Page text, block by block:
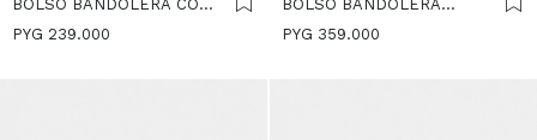
BOLSO BANDOLERA CON
TEXTURA SUAVE - ROSA
PYG 239.000
BOLSO BANDOLERA
TRENZADO EFECTO PIEL
PYG 359.000